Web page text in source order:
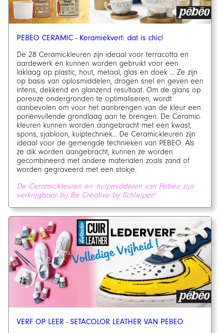
PEBEO CERAMIC - Keramiekverf: dat is chic!
De 28 Ceramic-kleuren zijn ideaal voor terracotta en
aardewerk en kunnen worden gebruikt voor een
laklaag op plastic, hout, metaal, glas en doek ... Ze zijn
op basis van oplosmiddelen, drogen snel en geven een
intens, dekkend en glanzend resultaat. Om de glans op
poreuze ondergronden te optimaliseren, wordt
aanbevolen om voor het aanbrengen van de kleur een
poriënvullende grondlaag aan te brengen. De Ceramic-
kleuren kunnen worden aangebracht met een kwast,
spons, sjabloon, kuiptechniek... De Ceramic-kleuren zijn
ideaal voor de gemengde technieken van PEBEO. Als
ze dik worden aangebracht, kunnen ze worden
gecombineerd met andere materialen zoals zand of
worden gegraveerd met een stokje.
De Ceramic-kleuren en -hulpmiddelen van Pébéo zijn
verkrijgbaar bij Be Creative by Schleiper!
VERF OP LEER - SETACOLOR LEATHER VAN PEBEO